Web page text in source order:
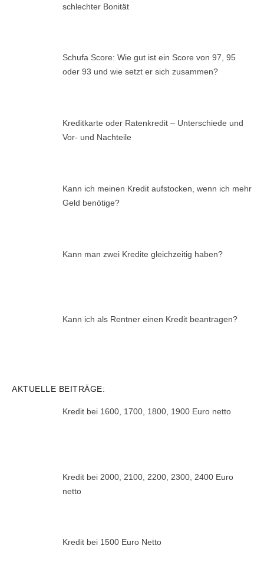
schlechter Bonität
Schufa Score: Wie gut ist ein Score von 97, 95
oder 93 und wie setzt er sich zusammen?
Kreditkarte oder Ratenkredit – Unterschiede und
Vor- und Nachteile
Kann ich meinen Kredit aufstocken, wenn ich mehr
Geld benötige?
Kann man zwei Kredite gleichzeitig haben?
Kann ich als Rentner einen Kredit beantragen?
AKTUELLE BEITRÄGE:
Kredit bei 1600, 1700, 1800, 1900 Euro netto
Kredit bei 2000, 2100, 2200, 2300, 2400 Euro
netto
Kredit bei 1500 Euro Netto